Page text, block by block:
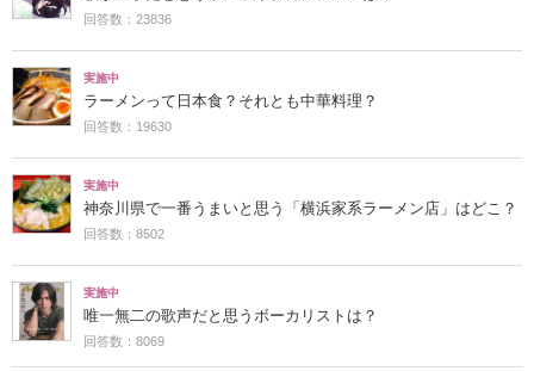
回答数：23836
実施中
ラーメンって日本食？それとも中華料理？
回答数：19630
実施中
神奈川県で一番うまいと思う「横浜家系ラーメン店」はどこ？
回答数：8502
実施中
唯一無二の歌声だと思うボーカリストは？
回答数：8069